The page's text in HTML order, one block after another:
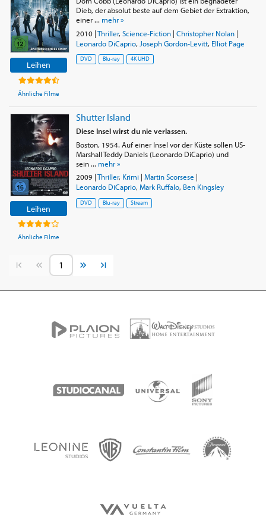
Leihen
Ähnliche Filme
Dieb, der absolut beste auf dem Gebiet der Extraktion,
einer ... mehr »
2010|Thriller, Science-Fiction| Christopher Nolan|
Leonardo DiCaprio, Joseph Gordon-Levitt, Elliot Page
DVD Blu-ray 4K UHD
Leihen
Ähnliche Filme
Shutter Island
Diese Insel wirst du nie verlassen.
Boston, 1954. Auf einer Insel vor der Küste sollen US-
Marshall Teddy Daniels (Leonardo DiCaprio) und
sein ... mehr »
2009|Thriller, Krimi| Martin Scorsese |
Leonardo DiCaprio, Mark Ruffalo, Ben Kingsley
DVD Blu-ray Stream
Vorherige SeiteNächste Seite